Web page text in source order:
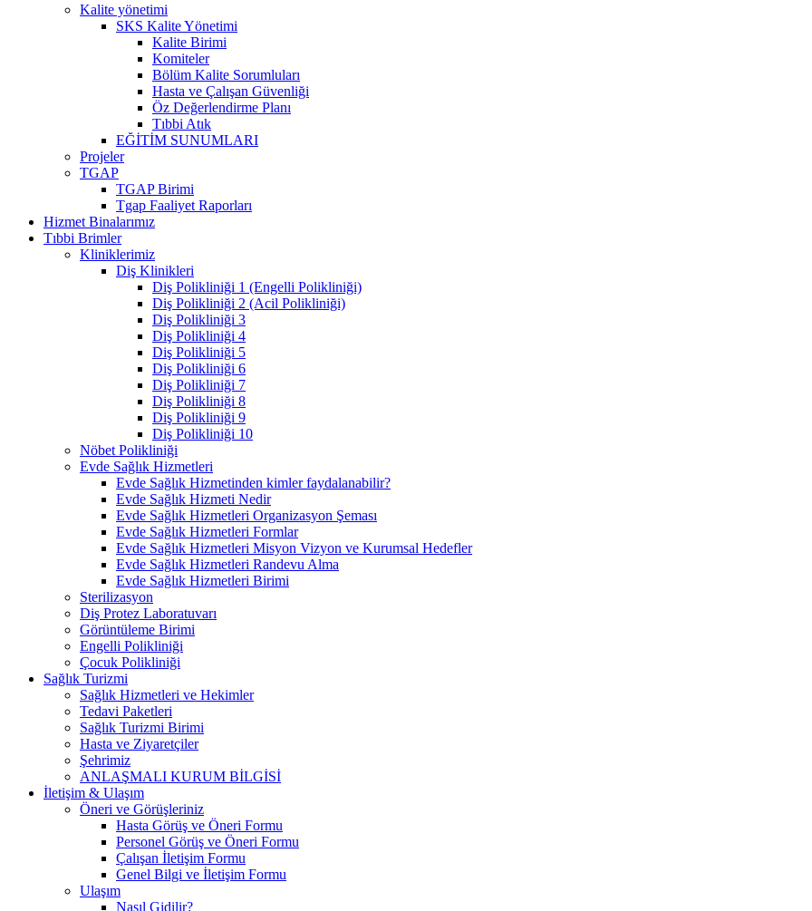
Kalite yönetimi
SKS Kalite Yönetimi
Kalite Birimi
Komiteler
Bölüm Kalite Sorumluları
Hasta ve Çalışan Güvenliği
Öz Değerlendirme Planı
Tıbbi Atık
EĞİTİM SUNUMLARI
Projeler
TGAP
TGAP Birimi
Tgap Faaliyet Raporları
Hizmet Binalarımız
Tıbbi Brimler
Kliniklerimiz
Diş Klinikleri
Diş Polikliniği 1 (Engelli Polikliniği)
Diş Polikliniği 2 (Acil Polikliniği)
Diş Polikliniği 3
Diş Polikliniği 4
Diş Polikliniği 5
Diş Polikliniği 6
Diş Polikliniği 7
Diş Polikliniği 8
Diş Polikliniği 9
Diş Polikliniği 10
Nöbet Polikliniği
Evde Sağlık Hizmetleri
Evde Sağlık Hizmetinden kimler faydalanabilir?
Evde Sağlık Hizmeti Nedir
Evde Sağlık Hizmetleri Organizasyon Şeması
Evde Sağlık Hizmetleri Formlar
Evde Sağlık Hizmetleri Misyon Vizyon ve Kurumsal Hedefler
Evde Sağlık Hizmetleri Randevu Alma
Evde Sağlık Hizmetleri Birimi
Sterilizasyon
Diş Protez Laboratuvarı
Görüntüleme Birimi
Engelli Polikliniği
Çocuk Polikliniği
Sağlık Turizmi
Sağlık Hizmetleri ve Hekimler
Tedavi Paketleri
Sağlık Turizmi Birimi
Hasta ve Ziyaretçiler
Şehrimiz
ANLAŞMALI KURUM BİLGİSİ
İletişim & Ulaşım
Öneri ve Görüşleriniz
Hasta Görüş ve Öneri Formu
Personel Görüş ve Öneri Formu
Çalışan İletişim Formu
Genel Bilgi ve İletişim Formu
Ulaşım
Nasıl Gidilir?